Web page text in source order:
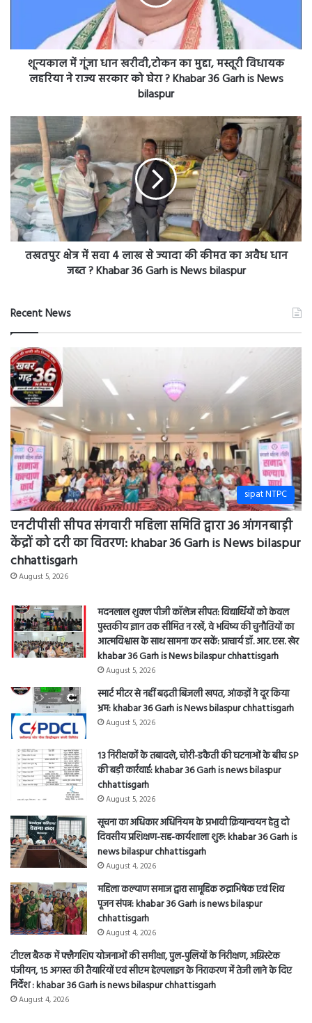
विधायक
लहरिया
को
घेरा
?
Khabar
36
Garh
is
News
bilaspur
शून्यकाल में गूंजा धान खरीदी,टोकन का मुद्दा, मस्तूरी विधायक
लहरिया ने राज्य सरकार को घेरा ? Khabar 36 Garh is News
bilaspur
तखतपुर
क्षेत्र
में
सवा
4
लाख
से
ज्यादा
की
कीमत
जब्त
?
Khabar
36
Garh
is
News
bilaspur
तखतपुर क्षेत्र में सवा 4 लाख से ज्यादा की कीमत का अवैध धान
जब्त ? Khabar 36 Garh is News bilaspur
Recent News
sipat NTPC
एनटीपीसी सीपत संगवारी महिला समिति द्वारा 36 आंगनबाड़ी
केंद्रों को दरी का वितरण: khabar 36 Garh is News bilaspur
chhattisgarh
August 5, 2026
मदनलाल शुक्ल पीजी कॉलेज सीपत: विद्यार्थियों को केवल
पुस्तकीय ज्ञान तक सीमित न रखें, वे भविष्य की चुनौतियों का
आत्मविश्वास के साथ सामना कर सकें: प्राचार्य डॉ. आर. एस. खेर
khabar 36 Garh is News bilaspur chhattisgarh
August 5, 2026
स्मार्ट मीटर से नहीं बढ़ती बिजली खपत, आंकड़ों ने दूर किया
भ्रम: khabar 36 Garh is News bilaspur chhattisgarh
August 5, 2026
13 निरीक्षकों के तबादले, चोरी-डकैती की घटनाओं के बीच SP
की बड़ी कार्रवाई: khabar 36 Garh is news bilaspur
chhattisgarh
August 5, 2026
सूचना का अधिकार अधिनियम के प्रभावी क्रियान्वयन हेतु दो
दिवसीय प्रशिक्षण-सह-कार्यशाला शुरू: khabar 36 Garh is
news bilaspur chhattisgarh
August 4, 2026
महिला कल्याण समाज द्वारा सामूहिक रुद्राभिषेक एवं शिव
पूजन संपन्न: khabar 36 Garh is news bilaspur
chhattisgarh
August 4, 2026
टीएल बैठक में फ्लैगशिप योजनाओं की समीक्षा, पुल-पुलियों के निरीक्षण, अग्रिस्टेक
पंजीयन, 15 अगस्त की तैयारियों एवं सीएम हेल्पलाइन के निराकरण में तेजी लाने के दिए
निर्देश : khabar 36 Garh is news bilaspur chhattisgarh
August 4, 2026